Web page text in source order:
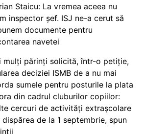
Staicu: La vremea aceea nu
inspector șef. ISJ ne-a cerut să
documente pentru
navetei
mulți părinți solicită, într-o petiție,
deciziei ISMB de a nu mai
sumele pentru posturile la plata
din cadrul cluburilor copiilor:
cercuri de activități extrașcolare
de la 1 septembrie, spun